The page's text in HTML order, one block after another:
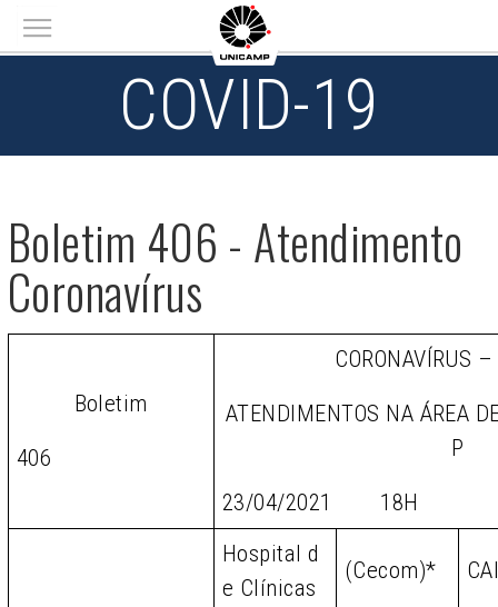
Main menu
COVID-19
Boletim 406 - Atendimento
Coronavírus
Boletim
406
CORONAVÍRUS
ATENDIMENTOS NA ÁREA
P
23/04/2021 18H
Hospital d
e Clínicas
(Cecom)*